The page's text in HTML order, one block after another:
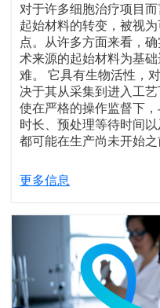
对于许多细胞治疗项目
起始材料的转变，被视
点。从许多方面来看，
术来源的起始材料为基
难。 它具有生物活性，
决于其从采集到进入工
使在严格的操作监督下
时长、预处理等待时间
都可能在生产尚未开始之
更多信息